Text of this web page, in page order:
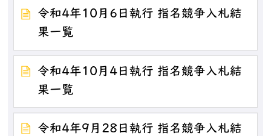
令和4年10月6日執行 指名競争入札結
果一覧
令和4年10月4日執行 指名競争入札結
果一覧
令和4年9月28日執行 指名競争入札結